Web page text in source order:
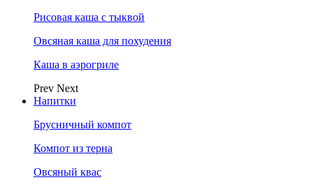
Рисовая каша с тыквой
Овсяная каша для похудения
Каша в аэрогриле
Prev Next
Напитки
Брусничный компот
Компот из терна
Овсяный квас